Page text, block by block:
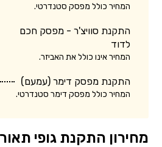
המחיר כולל מפסק סטנדרטי.
התקנת סוויצ'ר - מפסק חכם
לדוד
המחיר אינו כולל את האביזר.
התקנת מפסק דימר (עמעם)
המחיר כולל מפסק דימר סטנדרטי.
מחירון התקנת גופי